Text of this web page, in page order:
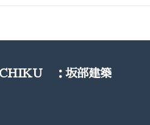
：坂部建築